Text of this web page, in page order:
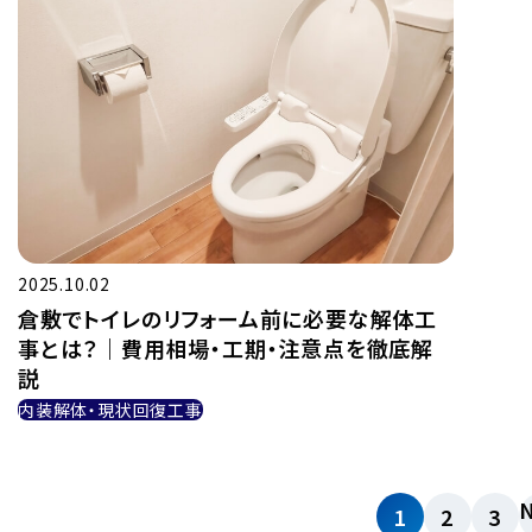
2025.10.02
倉敷でトイレのリフォーム前に必要な解体工
事とは？｜費用相場・工期・注意点を徹底解
説
内装解体・現状回復工事
1 2 3